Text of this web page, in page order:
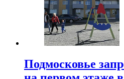
Подмосковье